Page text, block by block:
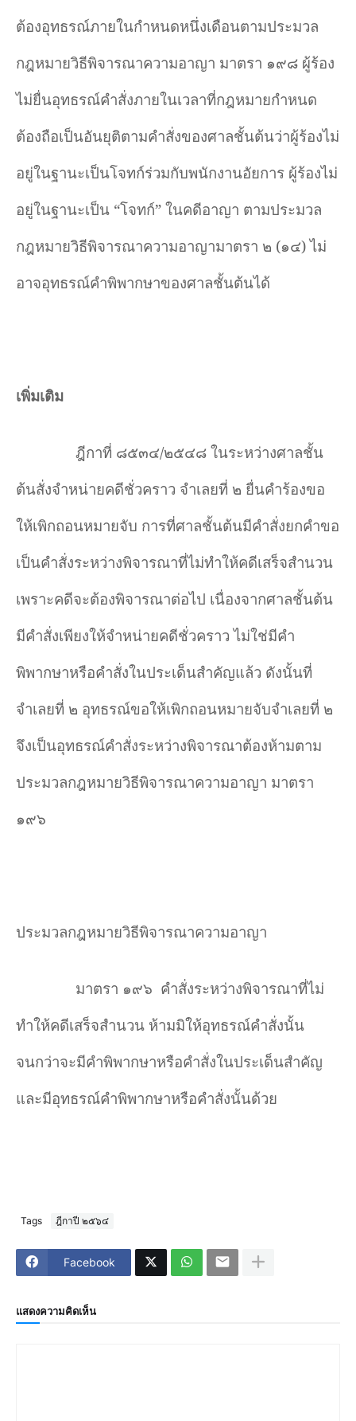
ต้องอุทธรณ์ภายในกำหนดหนึ่งเดือนตามประมวล
กฎหมายวิธีพิจารณาความอาญา มาตรา ๑๙๘ ผู้ร้อง
ไม่ยื่นอุทธรณ์คำสั่งภายในเวลาที่กฎหมายกำหนด
ต้องถือเป็นอันยุติตามคำสั่งของศาลชั้นต้นว่าผู้ร้องไม่
อยู่ในฐานะเป็นโจทก์ร่วมกับพนักงานอัยการ ผู้ร้องไม่
อยู่ในฐานะเป็น “โจทก์” ในคดีอาญา ตามประมวล
กฎหมายวิธีพิจารณาความอาญามาตรา ๒ (๑๔) ไม่
อาจอุทธรณ์คำพิพากษาของศาลชั้นต้นได้
เพิ่มเติม
ฎีกาที่ ๘๕๓๔/๒๕๔๘ ในระหว่างศาลชั้น
ต้นสั่งจำหน่ายคดีชั่วคราว จำเลยที่ ๒ ยื่นคำร้องขอ
ให้เพิกถอนหมายจับ การที่ศาลชั้นต้นมีคำสั่งยกคำขอ
เป็นคำสั่งระหว่างพิจารณาที่ไม่ทำให้คดีเสร็จสำนวน
เพราะคดีจะต้องพิจารณาต่อไป เนื่องจากศาลชั้นต้น
มีคำสั่งเพียงให้จำหน่ายคดีชั่วคราว ไม่ใช่มีคำ
พิพากษาหรือคำสั่งในประเด็นสำคัญแล้ว ดังนั้นที่
จำเลยที่ ๒ อุทธรณ์ขอให้เพิกถอนหมายจับจำเลยที่ ๒
จึงเป็นอุทธรณ์คำสั่งระหว่างพิจารณาต้องห้ามตาม
ประมวลกฎหมายวิธีพิจารณาความอาญา มาตรา
๑๙๖
ประมวลกฎหมายวิธีพิจารณาความอาญา
มาตรา ๑๙๖ คำสั่งระหว่างพิจารณาที่ไม่
ทำให้คดีเสร็จสำนวน ห้ามมิให้อุทธรณ์คำสั่งนั้น
จนกว่าจะมีคำพิพากษาหรือคำสั่งในประเด็นสำคัญ
และมีอุทธรณ์คำพิพากษาหรือคำสั่งนั้นด้วย
Tags ฎีกาปี ๒๕๖๔
Facebook
แสดงความคิดเห็น